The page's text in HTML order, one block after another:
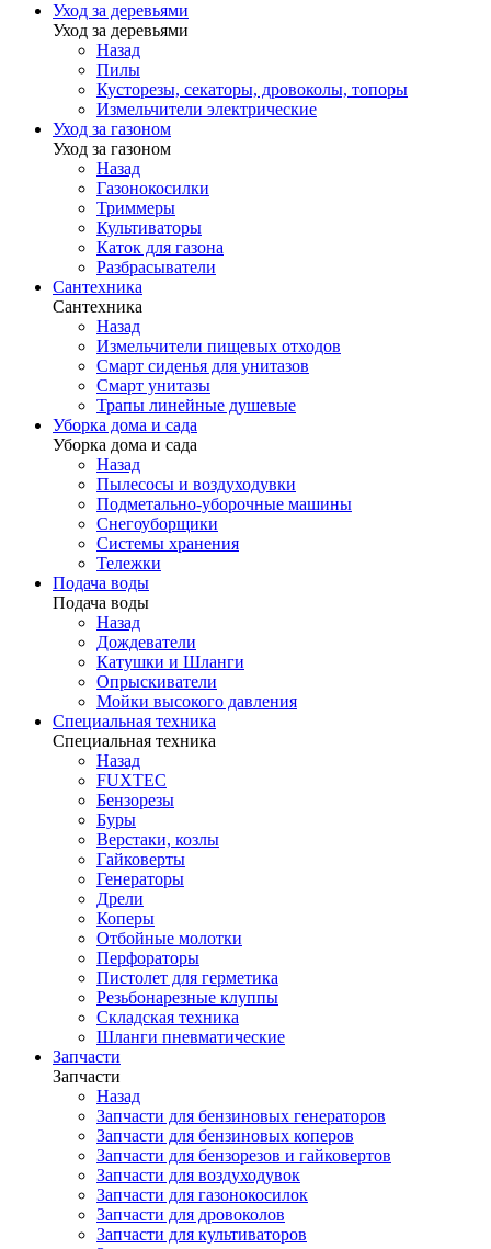
Уход за деревьями
Уход за деревьями
Назад
Пилы
Кусторезы, секаторы, дровоколы, топоры
Измельчители электрические
Уход за газоном
Уход за газоном
Назад
Газонокосилки
Триммеры
Культиваторы
Каток для газона
Разбрасыватели
Сантехника
Сантехника
Назад
Измельчители пищевых отходов
Смарт сиденья для унитазов
Смарт унитазы
Трапы линейные душевые
Уборка дома и сада
Уборка дома и сада
Назад
Пылесосы и воздуходувки
Подметально-уборочные машины
Снегоуборщики
Системы хранения
Тележки
Подача воды
Подача воды
Назад
Дождеватели
Катушки и Шланги
Опрыскиватели
Мойки высокого давления
Специальная техника
Специальная техника
Назад
FUXTEC
Бензорезы
Буры
Верстаки, козлы
Гайковерты
Генераторы
Дрели
Коперы
Отбойные молотки
Перфораторы
Пистолет для герметика
Резьбонарезные клуппы
Складская техника
Шланги пневматические
Запчасти
Запчасти
Назад
Запчасти для бензиновых генераторов
Запчасти для бензиновых коперов
Запчасти для бензорезов и гайковертов
Запчасти для воздуходувок
Запчасти для газонокосилок
Запчасти для дровоколов
Запчасти для культиваторов